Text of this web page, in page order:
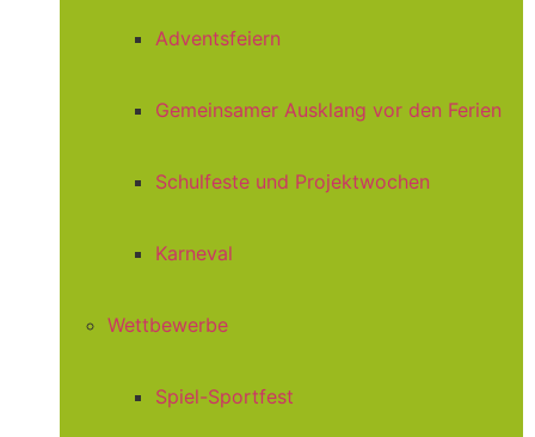
Adventsfeiern
Gemeinsamer Ausklang vor den Ferien
Schulfeste und Projektwochen
Karneval
Wettbewerbe
Spiel-Sportfest